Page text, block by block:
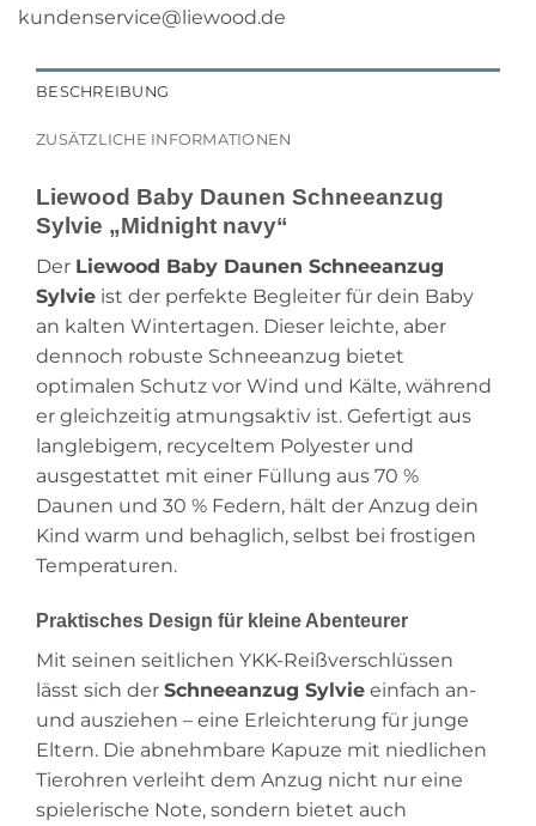
kundenservice@liewood.de
BESCHREIBUNG
ZUSÄTZLICHE INFORMATIONEN
Liewood Baby Daunen Schneeanzug
Sylvie „Midnight navy“
Der Liewood Baby Daunen Schneeanzug
Sylvie ist der perfekte Begleiter für dein Baby
an kalten Wintertagen. Dieser leichte, aber
dennoch robuste Schneeanzug bietet
optimalen Schutz vor Wind und Kälte, während
er gleichzeitig atmungsaktiv ist. Gefertigt aus
langlebigem, recyceltem Polyester und
ausgestattet mit einer Füllung aus 70 %
Daunen und 30 % Federn, hält der Anzug dein
Kind warm und behaglich, selbst bei frostigen
Temperaturen.
Praktisches Design für kleine Abenteurer
Mit seinen seitlichen YKK-Reißverschlüssen
lässt sich der Schneeanzug Sylvie einfach an-
und ausziehen – eine Erleichterung für junge
Eltern. Die abnehmbare Kapuze mit niedlichen
Tierohren verleiht dem Anzug nicht nur eine
spielerische Note, sondern bietet auch